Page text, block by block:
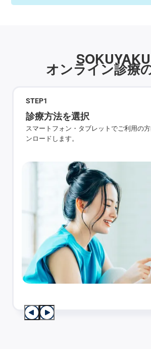
SOKUYAKU
オンライン診療
STEP1
診療方法を選択
スマートフォン・タブレットでご利用の
ンロードします。